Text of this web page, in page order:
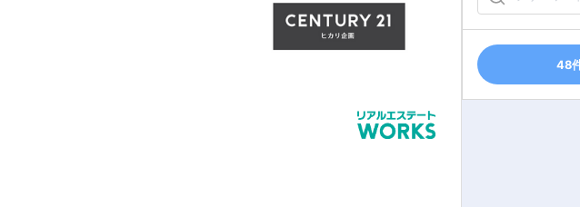
48